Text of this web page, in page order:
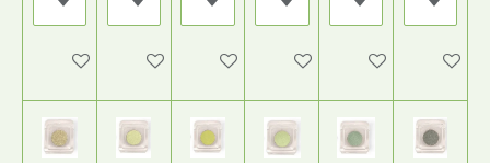
In winkelwagenIn winkelwagenIn winkelwagenIn winkelwagenIn winkelwagen
In